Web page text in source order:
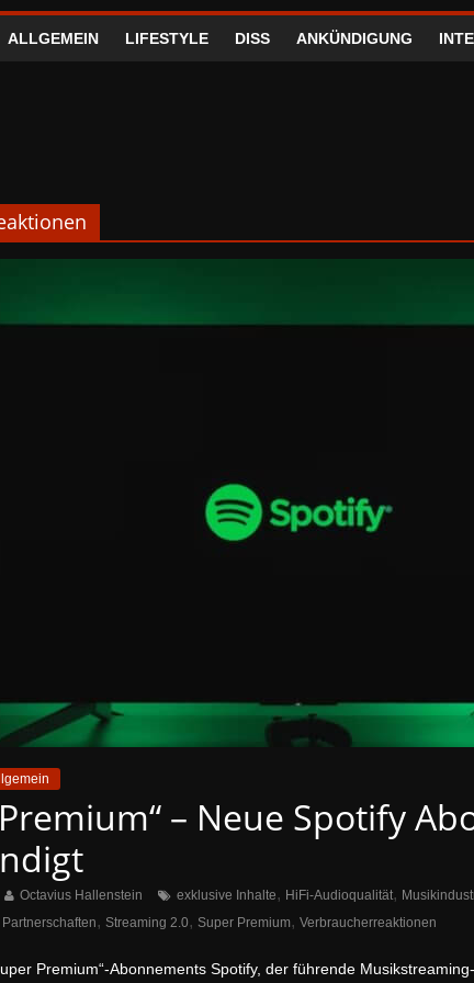
ALLGEMEIN LIFESTYLE DISS ANKÜNDIGUNG
– Neue Spotify
Octavius Hallenstein exklusive Inhalte, HiFi-Audioqualität,
, Streaming 2.0, Super Premium, Verbraucherreaktionen
Premium“-Abonnements Spotify, der führende